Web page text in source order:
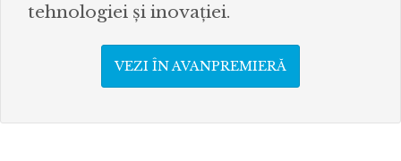
tehnologiei și inovației.
VEZI ÎN AVANPREMIERĂ